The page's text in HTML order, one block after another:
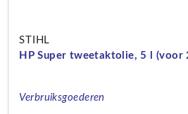
STIHL
HP Super tweetaktolie, 5 l (voor
Verbruiksgoederen